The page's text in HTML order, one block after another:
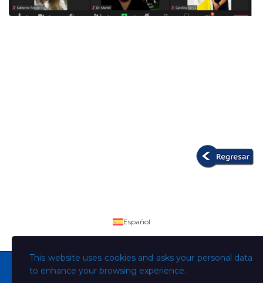
This website uses cookies and asks your personal data
to enhance your browsing experience.
Español